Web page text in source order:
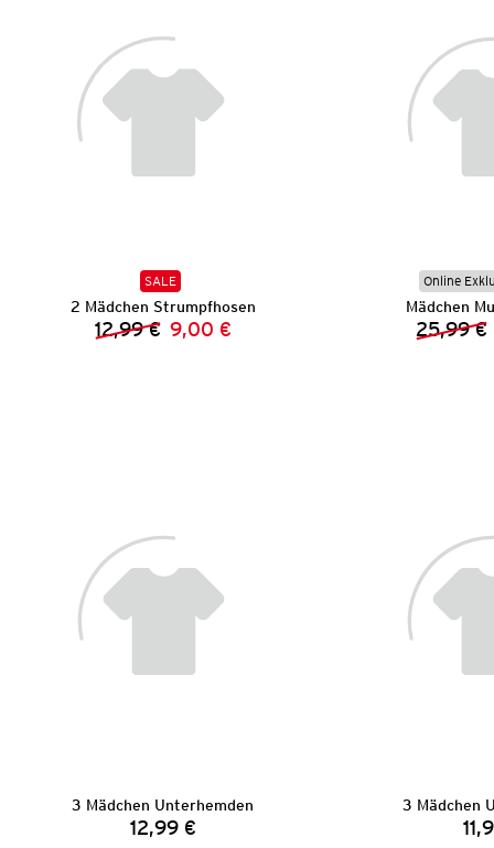
SALE
2 Mädchen Strumpfhosen
Vorheriger Preis:
12,99 € Neuer Preis:
9,00 €
Online
Mädchen
25,99 €
3 Mädchen Unterhemden
Preis:
12,99 €
3 Mädchen